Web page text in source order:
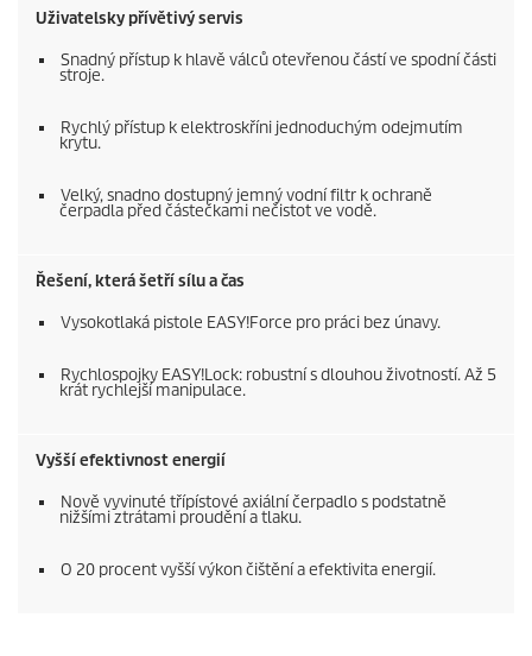
Uživatelsky přívětivý servis
Snadný přístup k hlavě válců otevřenou částí ve spodní části
stroje.
Rychlý přístup k elektroskříni jednoduchým odejmutím
krytu.
Velký, snadno dostupný jemný vodní filtr k ochraně
čerpadla před částečkami nečistot ve vodě.
Řešení, která šetří sílu a čas
Vysokotlaká pistole EASY!Force pro práci bez únavy.
Rychlospojky EASY!Lock: robustní s dlouhou životností. Až 5
krát rychlejší manipulace.
Vyšší efektivnost energií
Nově vyvinuté třípístové axiální čerpadlo s podstatně
nižšími ztrátami proudění a tlaku.
O 20 procent vyšší výkon čištění a efektivita energií.